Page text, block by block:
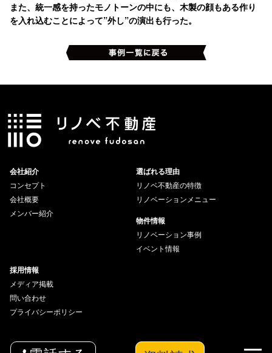
また、統一感を持ったモノトーンの中にも、木製の顔もある作り
を入れ込むことによって”外し”の演出も行った。
会社紹介
コンセプト
会社概要
メンバー紹介
選ばれる理由
リノベ不動産の特徴
リノベーションメニュー
物件情報
リノベーション事例
イベント情報
採用情報
メディア掲載
問い合わせ
プライバシーポリシー